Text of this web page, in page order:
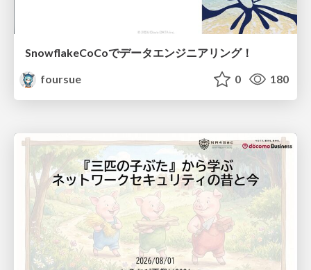
SnowflakeCoCoでデータエンジニアリング！
foursue
0 180